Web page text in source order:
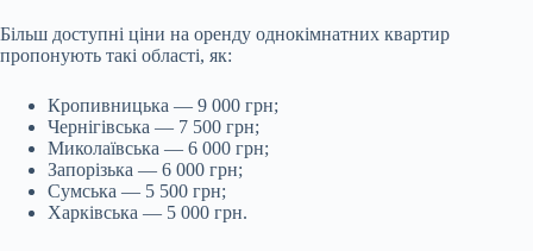
Більш доступні ціни на оренду однокімнатних квартир
пропонують такі області, як:
Кропивницька — 9 000 грн;
Чернігівська — 7 500 грн;
Миколаївська — 6 000 грн;
Запорізька — 6 000 грн;
Сумська — 5 500 грн;
Харківська — 5 000 грн.